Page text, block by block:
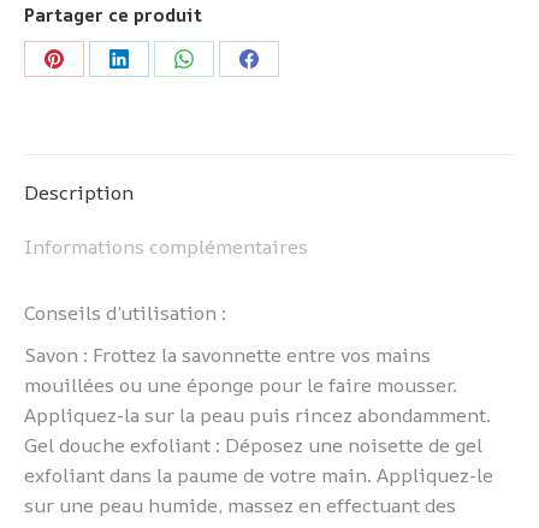
Partager ce produit
PartagerPartagerPartagerPartager
Description
Informations complémentaires
Conseils d’utilisation :
Savon : Frottez la savonnette entre vos mains
mouillées ou une éponge pour le faire mousser.
Appliquez-la sur la peau puis rincez abondamment.
Gel douche exfoliant : Déposez une noisette de gel
exfoliant dans la paume de votre main. Appliquez-le
sur une peau humide, massez en effectuant des